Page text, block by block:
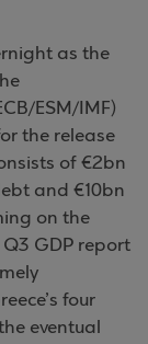
as the
ESM/IMF)
the release
of €2bn
and €10bn
on the
GDP report
four
eventual